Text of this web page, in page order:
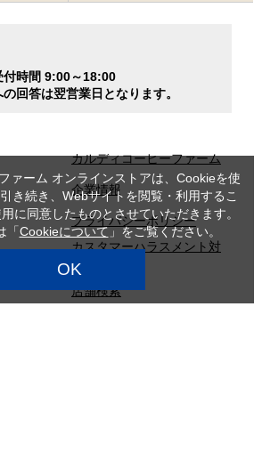
付時間 9:00～18:00
回答は翌営業日となります。
カルディコーヒーファーム
企業情報
プライバシーポリシー
カスタマーハラスメント対
応方針
店舗検索
ァーム オンラインストアは、Cookieを使
き続き、Webサイトを閲覧・利用するこ
に同意したものとさせていただきます。
「 Cookieについて」をご覧ください。
OK